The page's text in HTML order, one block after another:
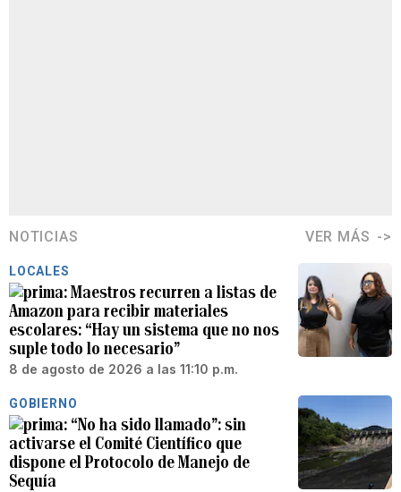
NOTICIAS VER MÁS
LOCALES
Maestros recurren a listas de
Amazon para recibir materiales
escolares: “Hay un sistema que no nos
suple todo lo necesario”
8 de agosto de 2026 a las 11:10 p.m.
GOBIERNO
“No ha sido llamado”: sin
activarse el Comité Científico que
dispone el Protocolo de Manejo de
Sequía